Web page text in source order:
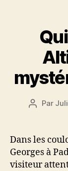
Auteur
Par
Dans les
Georges à
visiteur